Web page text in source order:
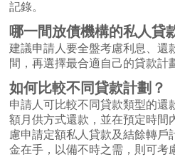
記錄。
哪一間放債機構的私人貸
建議申請人要全盤考慮利息、還
間，再選擇最合適自己的貸款計
如何比較不同貸款計劃？
申請人可比較不同貸款類型的還
額月供方式還款，並在預定時間
慮申請定額私人貸款及結餘轉戶
金在手，以備不時之需，則可考